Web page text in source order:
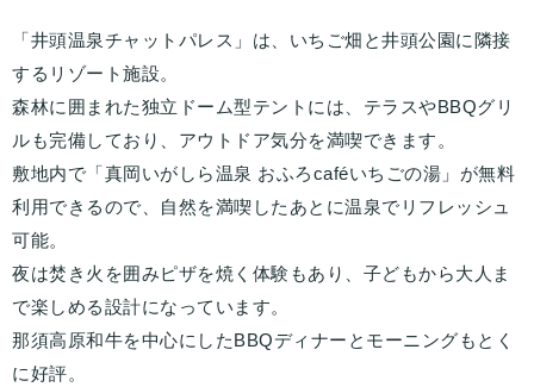
「井頭温泉チャットパレス」は、いちご畑と井頭公園に隣接
するリゾート施設。
森林に囲まれた独立ドーム型テントには、テラスやBBQグリ
ルも完備しており、アウトドア気分を満喫できます。
敷地内で「真岡いがしら温泉 おふろcaféいちごの湯」が無料
利用できるので、自然を満喫したあとに温泉でリフレッシュ
可能。
夜は焚き火を囲みピザを焼く体験もあり、子どもから大人ま
で楽しめる設計になっています。
那須高原和牛を中心にしたBBQディナーとモーニングもとく
に好評。